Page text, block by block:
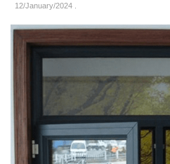
12/January/2024